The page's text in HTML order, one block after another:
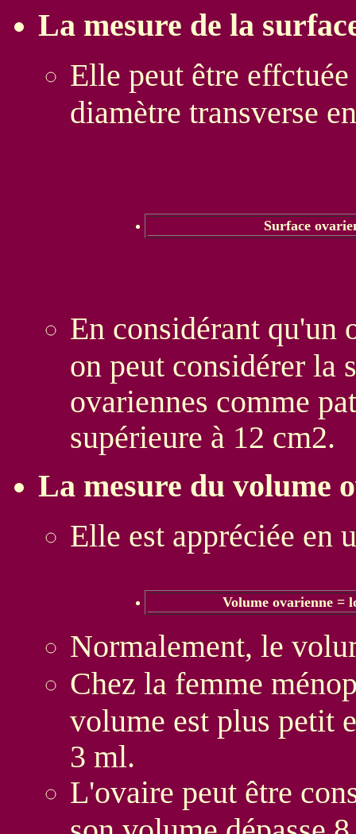
La mesure de la
Elle peut être
diamètre transverse
Surface
En considérant qu'un
on peut considérer la
ovariennes comme
supérieure à 12 cm2.
La mesure du volume
Elle est appréciée en
Volume ovarienne =
Normalement, le
Chez la femme
volume est plus petit
3 ml.
L'ovaire peut être